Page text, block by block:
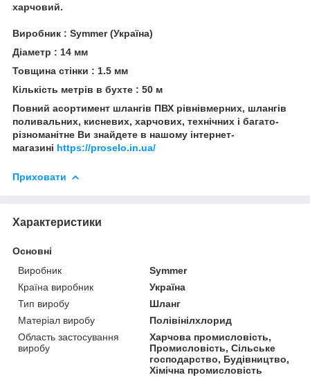
харчовий.
Виробник : Symmer (Україна)
Діаметр : 14 мм
Товщина стінки : 1.5 мм
Кількість метрів в бухте : 50 м
Повний асортимент шлангів ПВХ рівнівмерних, шлангів
поливальних, кисневих, харчових, технічних і багато-
різноманітне Ви знайдете в нашому інтернет-
магазині https://proselo.in.ua/
Приховати
Характеристики
Основні
Виробник
Symmer
Країна виробник
Україна
Тип виробу
Шланг
Матеріал виробу
Полівінілхлорид
Область застосування
виробу
Харчова промисловість,
Промисловість, Сільське
господарство, Будівництво,
Хімічна промисловість